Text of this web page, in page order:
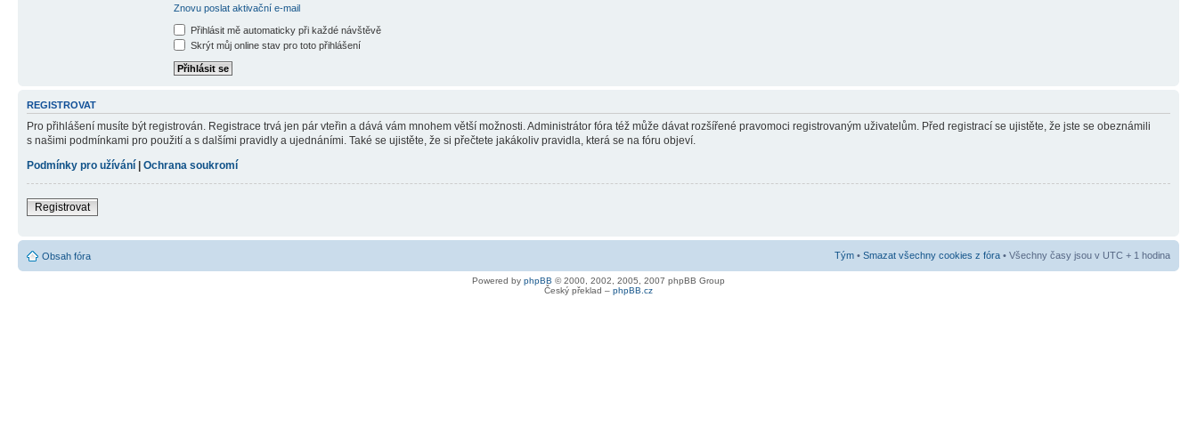
Znovu poslat aktivační e-mail
Přihlásit mě automaticky při každé návštěvě
Skrýt můj online stav pro toto přihlášení
REGISTROVAT
Pro přihlášení musíte být registrován. Registrace trvá jen pár vteřin a dává vám mnohem větší možnosti. Administrátor fóra též může dávat rozšířené pravomoci registrovaným uživatelům. Před registrací se ujistěte, že jste se obeznámili
s našimi podmínkami pro použití a s dalšími pravidly a ujednáními. Také se ujistěte, že si přečtete jakákoliv pravidla, která se na fóru objeví.
Podmínky pro užívání | Ochrana soukromí
Registrovat
Obsah fóra Tým • Smazat všechny cookies z fóra • Všechny časy jsou v UTC + 1 hodina
Powered by phpBB © 2000, 2002, 2005, 2007 phpBB Group
Český překlad – phpBB.cz